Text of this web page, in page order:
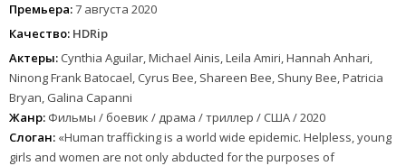
Премьера:7 августа 2020
Качество: HDRip
Актеры: Cynthia Aguilar, Michael Ainis, Leila Amiri, Hannah Anhari,
Ninong Frank Batocael, Cyrus Bee, Shareen Bee, Shuny Bee, Patricia
Bryan, Galina Capanni
Жанр: Фильмы / боевик / драма / триллер / США / 2020
Слоган: «Human trafficking is a world wide epidemic. Helpless, young
girls and women are not only abducted for the purposes of